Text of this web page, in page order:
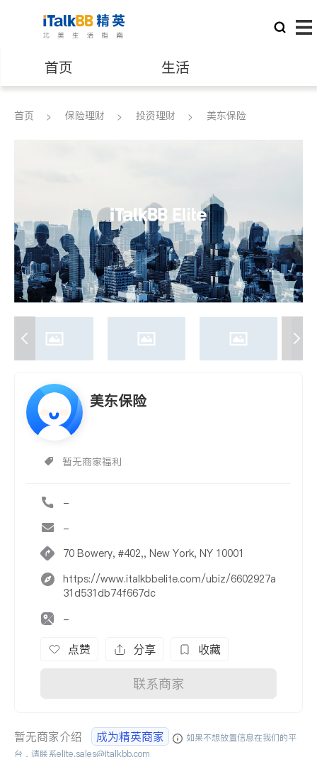
首页 生活
医生 律师
养老 非盈利组织
首页 保险理财 投资理财 美东保险
美东保险
暂无商家福利
-
-
70 Bowery, #402,, New York, NY 10001
https://www.italkbbelite.com/ubiz/6602927a
31d531db74f667dc
-
点赞 分享 收藏
联系商家
暂无商家介绍 成为精英商家
如果不想放置信息在我们的平
台，请联系elite.sales@italkbb.com